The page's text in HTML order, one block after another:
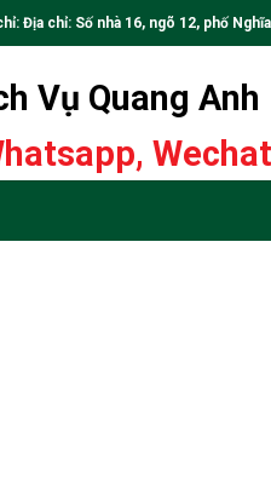
chỉ: Số nhà 16, ngõ 12, phố Nghĩa
Vụ Quang Anh